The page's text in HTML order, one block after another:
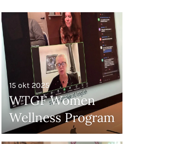
WTGF Women
Wellness Program
15 okt 2025